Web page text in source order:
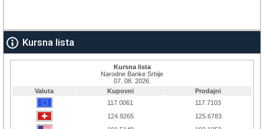
Kursna lista